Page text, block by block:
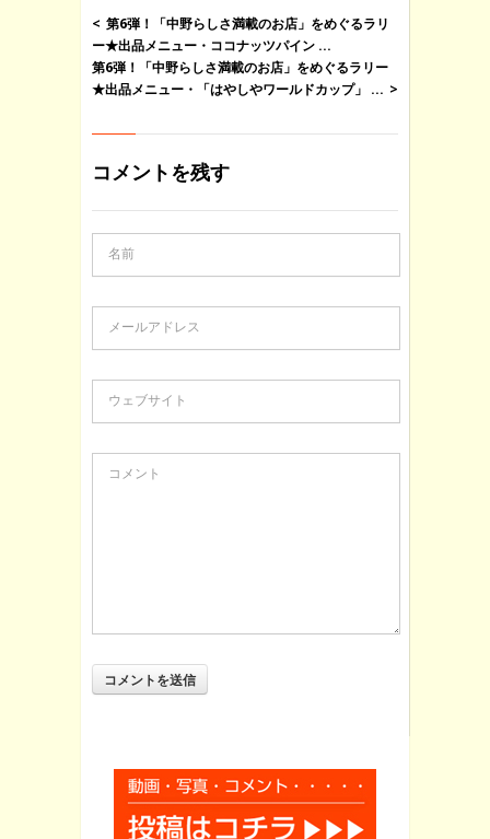
第6弾！「中野らしさ満載のお店」をめぐるラリ
ー★出品メニュー・ココナッツパイン ...
第6弾！「中野らしさ満載のお店」をめぐるラリー
★出品メニュー・「はやしやワールドカップ」 ...
コメントを残す
名前
メールアドレス
ウェブサイト
コメント